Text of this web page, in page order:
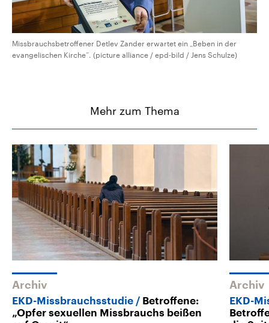
Missbrauchsbetroffener Detlev Zander erwartet ein „Beben in der
evangelischen Kirche“. (picture alliance / epd-bild / Jens Schulze)
Mehr zum Thema
Archiv
EKD-Missbrauchsstudie
Betroffene:
„Opfer sexuellen Missbrauchs beißen
Archiv
EKD-